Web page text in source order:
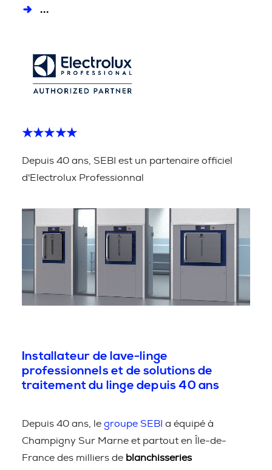
...
★★★★★
Depuis 40 ans, SEBI est un partenaire officiel
d'Electrolux Professionnal
Installateur de lave-linge
professionnels et de solutions de
traitement du linge depuis 40 ans
Depuis 40 ans, le groupe SEBI a équipé à
Champigny Sur Marne et partout en Île-de-
France des milliers de blanchisseries